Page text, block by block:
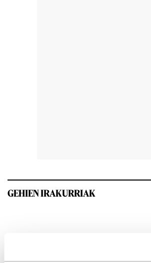
GEHIEN IRAKURRIAK